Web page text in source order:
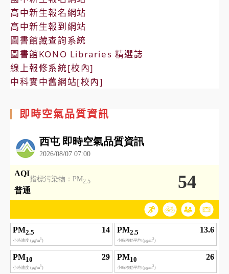
高中新生報名網站
高中新生報到網站
圖書館藏查詢系統
圖書館KONO Libraries 精選誌
線上報修系統[校內]
中科實中舊網站[校內]
即時空氣品質資訊